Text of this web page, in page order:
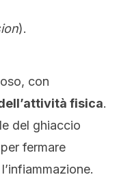
).
con
fisica.
del ghiaccio
fermare